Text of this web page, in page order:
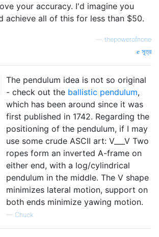
your accuracy. I'd imagine you
achieve all of this for less than $50.
thepowerofnone
সূত্র
The pendulum idea is not so original
- check out the ballistic pendulum,
which has been around since it was
first published in 1742. Regarding the
positioning of the pendulum, if I may
use some crude ASCII art: V___V Two
ropes form an inverted A-frame on
either end, with a log/cylindrical
pendulum in the middle. The V shape
minimizes lateral motion, support on
both ends minimize yawing motion.
— Chuck